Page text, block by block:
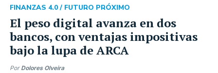
El peso digital avanza en dos
bancos, con ventajas impositivas
bajo la lupa de ARCA
FINANZAS 4.0 / FUTURO PRÓXIMO
Por Dolores Olveira